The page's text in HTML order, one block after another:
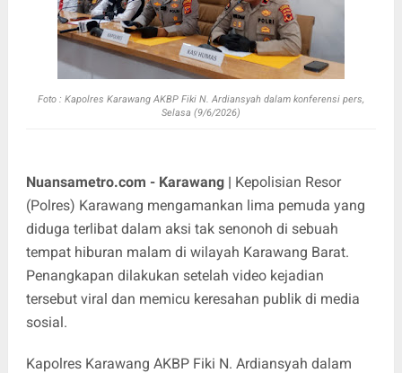
Foto : Kapolres Karawang AKBP Fiki N. Ardiansyah dalam konferensi pers,
Selasa (9/6/2026)
Nuansametro.com - Karawang | Kepolisian Resor
(Polres) Karawang mengamankan lima pemuda yang
diduga terlibat dalam aksi tak senonoh di sebuah
tempat hiburan malam di wilayah Karawang Barat.
Penangkapan dilakukan setelah video kejadian
tersebut viral dan memicu keresahan publik di media
sosial.
Kapolres Karawang AKBP Fiki N. Ardiansyah dalam